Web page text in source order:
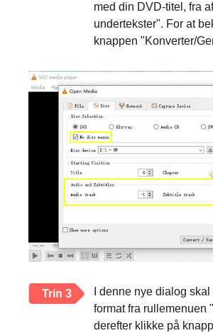
med din DVD-titel, fra
undertekster". For at
knappen "Konverter/
Trin 3
I denne nye dialog
format fra rullemenuen
derefter klikke på